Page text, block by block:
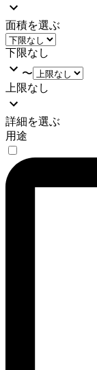
面積を選ぶ
下限なし
〜
上限なし
詳細を選ぶ
用途